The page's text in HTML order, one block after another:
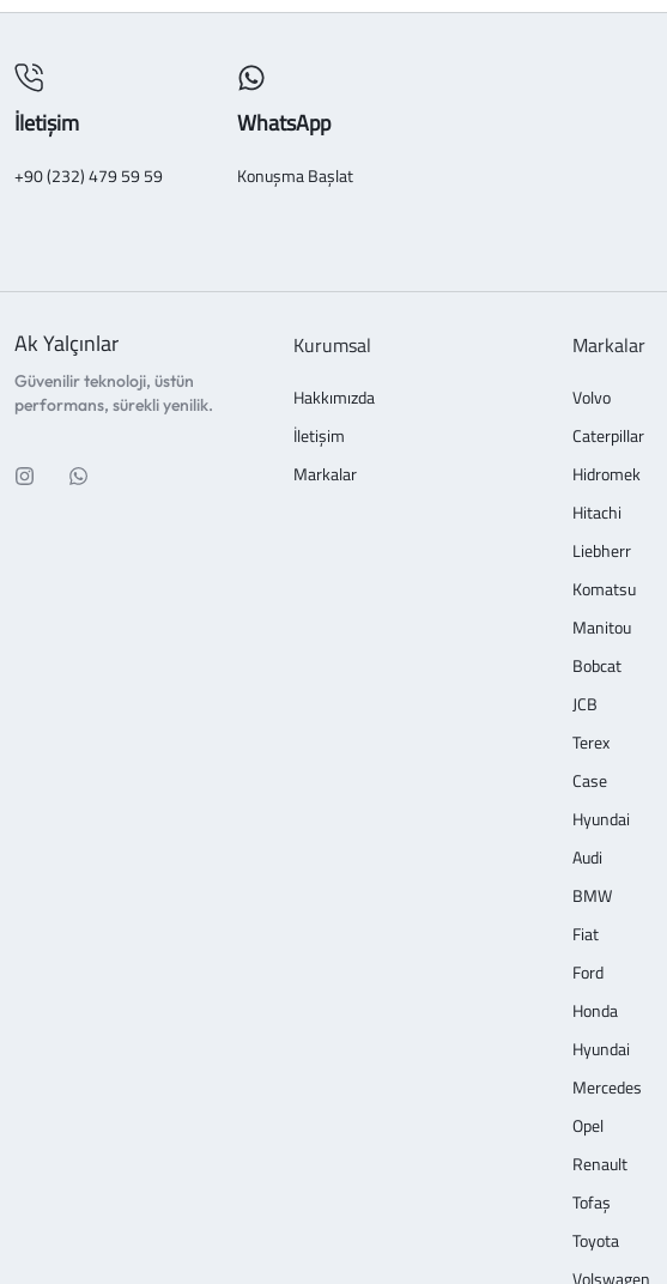
İletişim
+90 (232) 479 59 59
WhatsApp
Konuşma Başlat
Ak Yalçınlar
Güvenilir teknoloji, üstün
performans, sürekli yenilik.
Kurumsal
Hakkımızda
İletişim
Markalar
Markalar
Volvo
Caterpillar
Hidromek
Hitachi
Liebherr
Komatsu
Manitou
Bobcat
JCB
Terex
Case
Hyundai
Audi
BMW
Fiat
Ford
Honda
Hyundai
Mercedes
Opel
Renault
Tofaş
Toyota
Volswagen